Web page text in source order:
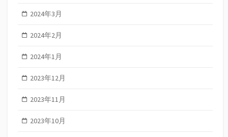
2024年3月
2024年2月
2024年1月
2023年12月
2023年11月
2023年10月